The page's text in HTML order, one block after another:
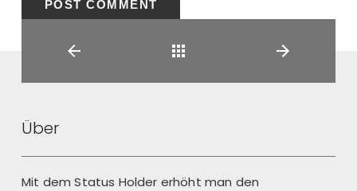
Über
Mit dem Status Holder erhöht man den